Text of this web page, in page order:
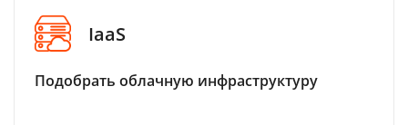
IaaS
Подобрать облачную инфраструктуру